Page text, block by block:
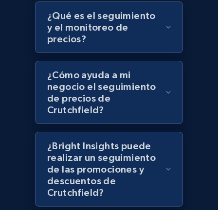
Target - Discover products by specified
URL, Product id, Title, Product description,
Rating, Reviews count, Initial price, Discount,
and more.
1.3K+ 176+ Comenzar ahora
Zara - Products
Category id, Product id, Product name, Price,
Currency, Colour code, Colour, Description, and
1.2K+ 208+
¿Qué es el seguimiento
y el monitoreo de
precios?
¿Cómo ayuda a mi
negocio el seguimiento
de precios de
Crutchfield?
¿Bright Insights puede
realizar un seguimiento
de las promociones y
descuentos de
Crutchfield?